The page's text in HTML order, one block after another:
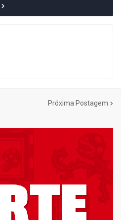
Próxima Postagem